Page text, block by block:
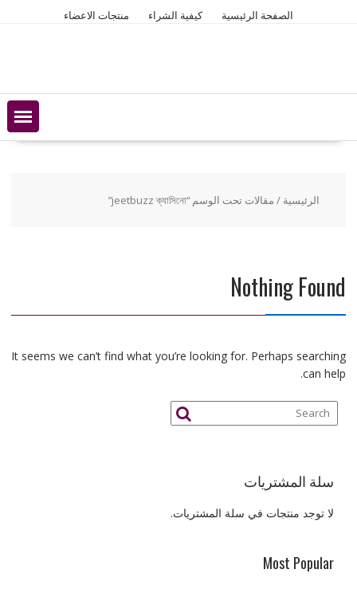
الصفحة الرئيسية كيفية الشراء منتجات الاعضاء
الرئيسية / مقالات تحت الوسم “jeetbuzz ক্যাসিনো”
Nothing Found
It seems we can’t find what you’re looking for. Perhaps searching
can help.
سلة المشتريات
لا توجد منتجات في سلة المشتريات.
Most Popular